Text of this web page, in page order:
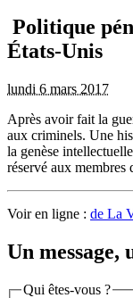
Politique
États-Unis
lundi 6 mars 2017
Après avoir fait la
aux criminels. Une
la genèse
réservé aux membres
Voir en ligne : de La
Un message,
Qui êtes-vous ?